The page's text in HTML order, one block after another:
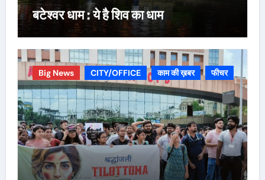
बटेश्वर धाम : ये है शिव का धाम
Big News CITY/OFFICE काम की ख़बर फीचर